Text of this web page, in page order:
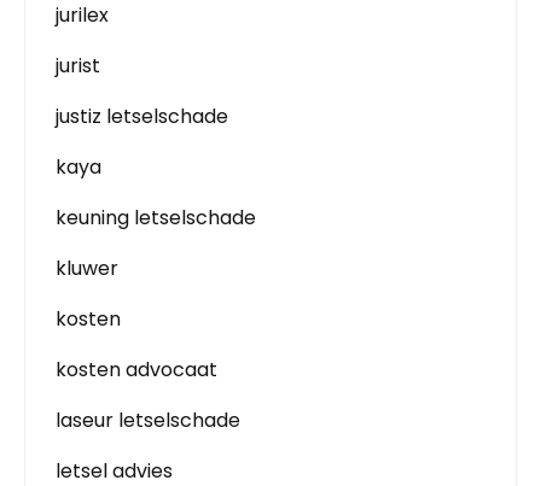
jurilex
jurist
justiz letselschade
kaya
keuning letselschade
kluwer
kosten
kosten advocaat
laseur letselschade
letsel advies